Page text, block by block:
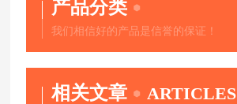
产品分类
我们相信好的产品是信誉的保证！
相关文章 ARTICLES